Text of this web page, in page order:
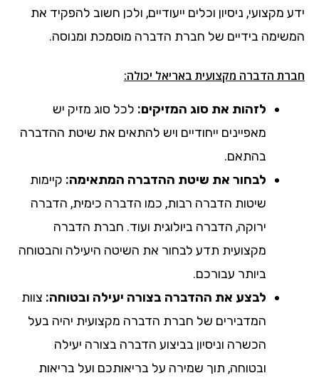
ידע מקצועי, ניסיון וכלים ייעודיים, ולכן חשוב להפקיד את
המשימה בידיים של חברת הדברה מוסמכת ומנוסה.
חברת הדברה מקצועית באריאל יכולה:
לזהות את סוג המזיקים: לכל סוג מזיק יש
מאפיינים ייחודיים ויש להתאים את שיטת ההדברה
בהתאם.
לבחור את שיטת ההדברה המתאימה: קיימות
שיטות הדברה רבות, כמו הדברה כימית, הדברה
ירוקה, הדברה ביולוגית ועוד. חברת הדברה
מקצועית תדע לבחור את השיטה היעילה והבטוחה
ביותר עבורכם.
לבצע את ההדברה בצורה יעילה ובטוחה: צוות
המדבירים של חברת הדברה מקצועית יהיה בעל
הכשרה וניסיון בביצוע הדברה בצורה יעילה
ובטוחה, תוך שמירה על בריאותכם ועל בריאות